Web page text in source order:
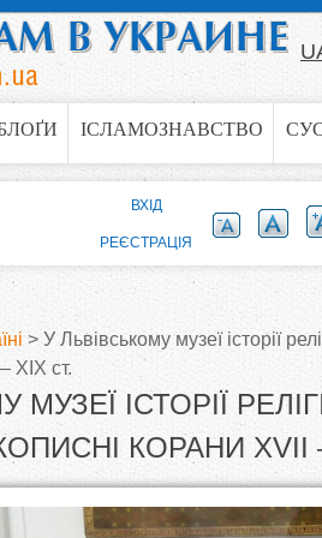
to navigation
ІСЛАМОЗНАВСТВО
> У Львівському музеї історії
ХІХ ст.
МУЗЕЇ ІСТОРІЇ
КОРАНИ XVII
ВХІД
РЕЄСТРАЦІЯ